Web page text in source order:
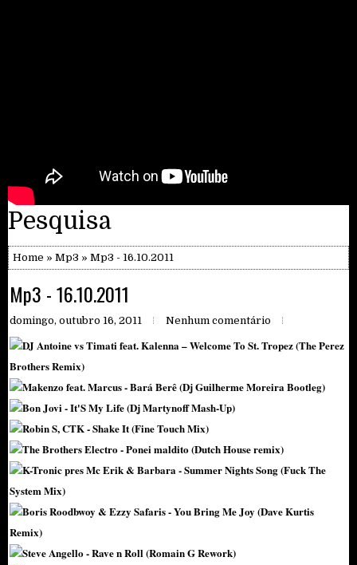
Pesquisa
Home » Mp3 » Mp3 - 16.10.2011
Mp3 - 16.10.2011
domingo, outubro 16, 2011 Nenhum comentário
DJ Antoine vs Timati feat. Kalenna – Welcome To St. Tropez (The Perez
Brothers Remix)
Makenzo feat. Marcus - Bará Berê (Dj Guilherme Moreira Bootleg)
Bon Jovi - It'S My Life (Dj Martynoff Mash-Up)
Robin S, CTK - Shake It (Fine Touch Mix)
The Brothers Electro - Ponei maldito (Dutch House remix)
K-Tronic pres Mc Erik & Barbara - Summer Nights Song (Fuck The
System Mix)
Boris Roodbwoy & Ezzy Safaris - You Bring Me Joy (Dave Kurtis
Remix)
Steve Angello - Rave n Roll (Romain G Rework)